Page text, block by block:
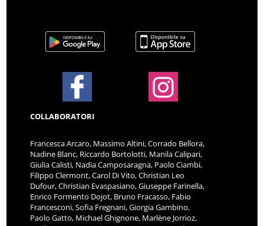
COLLABORATORI
Francesca Arcaro, Massimo Altini, Corrado Bellora,
Nadine Blanc, Riccardo Bortolotti, Manila Calipari,
Giulia Calisti, Nadia Camposaragna, Paolo Ciambi,
Filippo Clermont, Carol Di Vito, Christian Leo
Dufour, Christian Evaspasiano, Giuseppe Farinella,
Enrico Formento Dojot, Bruno Fracasso, Fabio
Francesconi, Sofia Fregnani, Giorgia Gambino,
Paolo Gatto, Michael Ghignone, Marlène Jorrioz,